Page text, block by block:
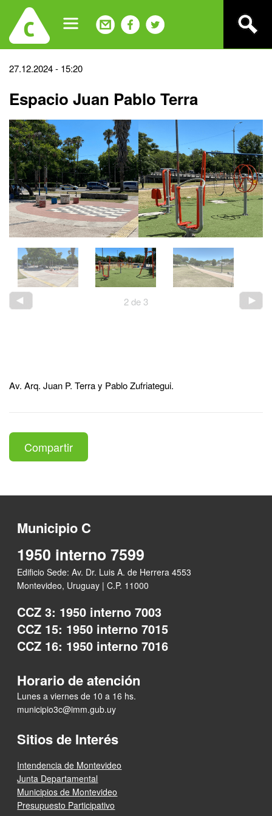
navigation
Back
top
27.12.2024 - 15:20
Espacio Juan Pablo Terra
2de 3
Av. Arq. Juan P. Terra y Pablo Zufriategui.
Compartir
Municipio C
1950 interno 7599
Edificio Sede: Av. Dr. Luis A. de Herrera 4553
Montevideo, Uruguay | C.P. 11000
CCZ 3: 1950 interno 7003
CCZ 15: 1950 interno 7015
CCZ 16: 1950 interno 7016
Horario de atención
Lunes a viernes de 10 a 16 hs.
municipio3c@imm.gub.uy
Sitios de Interés
Intendencia de Montevideo
Junta Departamental
Municipios de Montevideo
Presupuesto Participativo